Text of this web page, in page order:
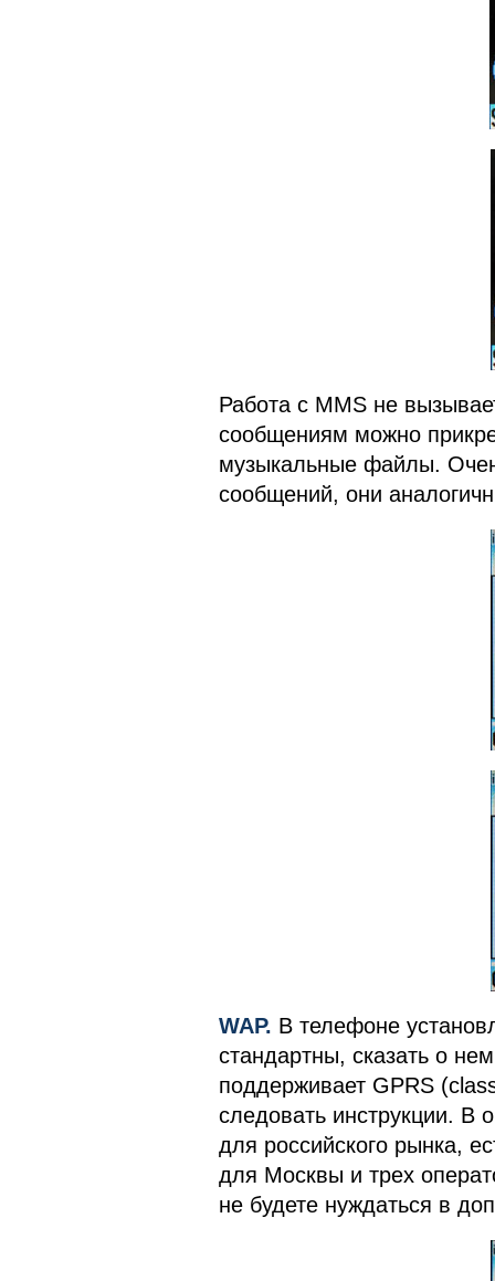
Работа с MMS не
сообщениям можно
музыкальные файлы.
сообщений, они
WAP. В телефоне
стандартны, сказать о
поддерживает GPRS
следовать инструкции. В
для российского рынка,
для Москвы и трех
не будете нуждаться в